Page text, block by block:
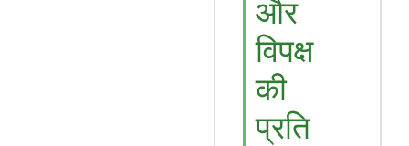
और
विपक्ष
की
प्रति